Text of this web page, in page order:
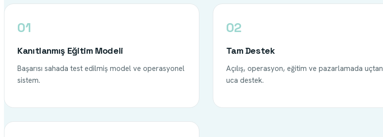
01
Kanıtlanmış Eğitim Modeli
Başarısı sahada test edilmiş model ve operasyonel
sistem.
02
Tam Destek
Açılış, operasyon, eğitim ve pazarlamada uçtan
uca destek.